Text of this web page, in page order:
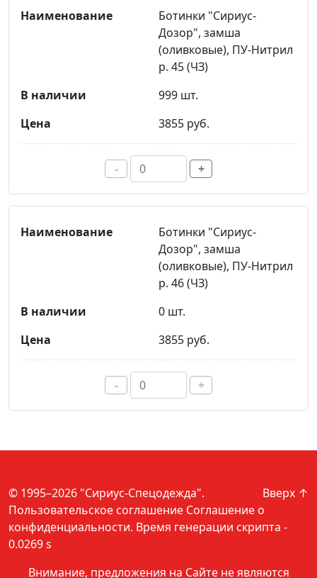
Ботинки "Сириус-
Дозор", замша
(оливковые), ПУ-Нитрил
р. 45 (ЧЗ)
999 шт.
3855 руб.
- +
Ботинки "Сириус-
Дозор", замша
(оливковые), ПУ-Нитрил
р. 46 (ЧЗ)
0 шт.
3855 руб.
- +
Вверх ↑
© 1995–2026 "Сириус-Спецодежда".
Пользовательское соглашение Соглашение о
конфиденциальности. Время генерации скрипта -
0.0269 s
Внимание, предложения на Сайте не являются